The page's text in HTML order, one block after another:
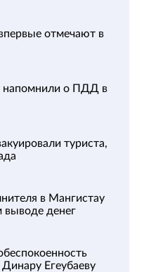
отмечают в
напомнили о ПДД в
туриста,
в Мангистау
выводе денег
Егеубаеву